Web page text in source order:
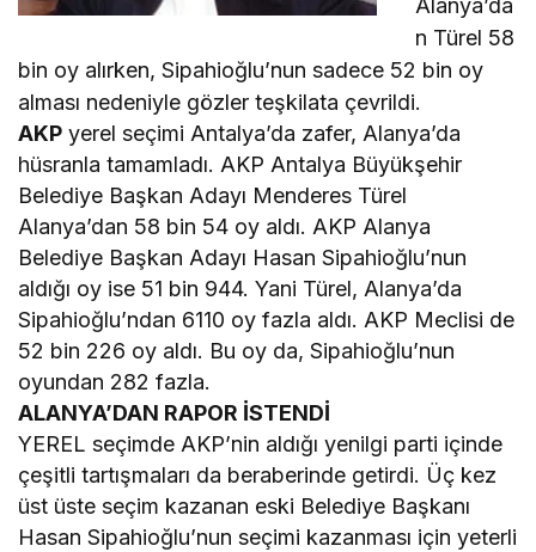
Alanya’da
n Türel 58
bin oy alırken, Sipahioğlu’nun sadece 52 bin oy
alması nedeniyle gözler teşkilata çevrildi.
AKP yerel seçimi Antalya’da zafer, Alanya’da
hüsranla tamamladı. AKP Antalya Büyükşehir
Belediye Başkan Adayı Menderes Türel
Alanya’dan 58 bin 54 oy aldı. AKP Alanya
Belediye Başkan Adayı Hasan Sipahioğlu’nun
aldığı oy ise 51 bin 944. Yani Türel, Alanya’da
Sipahioğlu’ndan 6110 oy fazla aldı. AKP Meclisi de
52 bin 226 oy aldı. Bu oy da, Sipahioğlu’nun
oyundan 282 fazla.
ALANYA’DAN RAPOR İSTENDİ
YEREL seçimde AKP’nin aldığı yenilgi parti içinde
çeşitli tartışmaları da beraberinde getirdi. Üç kez
üst üste seçim kazanan eski Belediye Başkanı
Hasan Sipahioğlu’nun seçimi kazanması için yeterli